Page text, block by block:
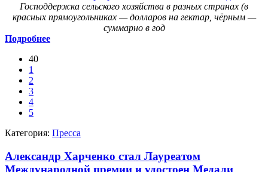
Господдержка сельского хозяйства в разных странах (в
красных прямоугольниках — долларов на гектар, чёрным —
суммарно в год
Подробнее
40
1
2
3
4
5
Категория: Пресса
Александр Харченко стал Лауреатом
Международной премии и удостоен Медали